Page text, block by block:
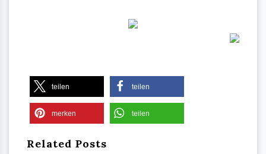
teilen teilen
merken teilen
Related Posts